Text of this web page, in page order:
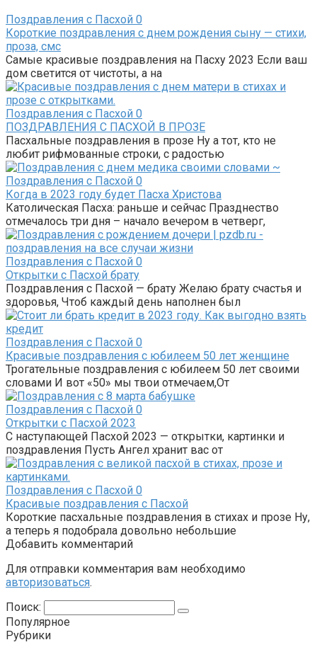
Поздравления с Пасхой 0
Короткие поздравления с днем рождения сыну — стихи,
проза, смс
Самые красивые поздравления на Пасху 2023 Если ваш
дом светится от чистоты, а на
Поздравления с Пасхой 0
ПОЗДРАВЛЕНИЯ С ПАСХОЙ В ПРОЗЕ
Пасхальные поздравления в прозе Ну а тот, кто не
любит рифмованные строки, с радостью
Поздравления с Пасхой 0
Когда в 2023 году будет Пасха Христова
Католическая Пасха: раньше и сейчас Празднество
отмечалось три дня – начало вечером в четверг,
Поздравления с Пасхой 0
Открытки с Пасхой брату
Поздравления с Пасхой — брату Желаю брату счастья и
здоровья, Чтоб каждый день наполнен был
Поздравления с Пасхой 0
Красивые поздравления с юбилеем 50 лет женщине
Трогательные поздравления с юбилеем 50 лет своими
словами И вот «50» мы твои отмечаем,От
Поздравления с Пасхой 0
Открытки с Пасхой 2023
С наступающей Пасхой 2023 — открытки, картинки и
поздравления Пусть Ангел хранит вас от
Поздравления с Пасхой 0
Красивые поздравления с Пасхой
Короткие пасхальные поздравления в стихах и прозе Ну,
а теперь я подобрала довольно небольшие
Добавить комментарий
Для отправки комментария вам необходимо
авторизоваться.
Поиск:
Популярное
Рубрики